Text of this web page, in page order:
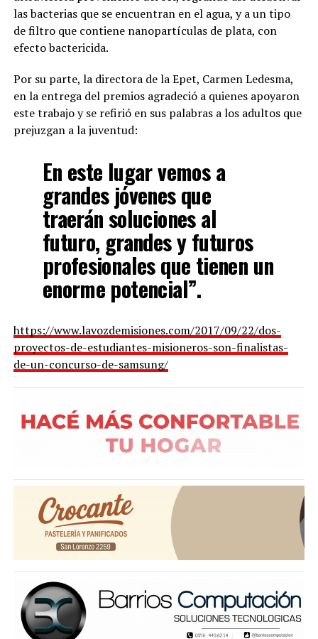
las bacterias que se encuentran en el agua, y a un tipo
de filtro que contiene nanopartículas de plata, con
efecto bactericida.
Por su parte, la directora de la Epet, Carmen Ledesma,
en la entrega del premios agradeció a quienes apoyaron
este trabajo y se refirió en sus palabras a los adultos que
prejuzgan a la juventud:
En este lugar vemos a
grandes jóvenes que
traerán soluciones al
futuro, grandes y futuros
profesionales que tienen un
enorme potencial”.
https://www.lavozdemisiones.com/2017/09/22/dos-
proyectos-de-estudiantes-misioneros-son-finalistas-
de-un-concurso-de-samsung/